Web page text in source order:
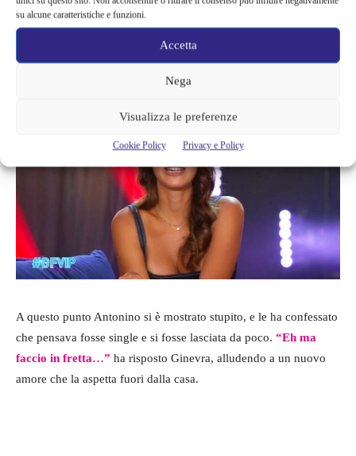
su alcune caratteristiche e funzioni.
Accetta
Nega
Visualizza le preferenze
Cookie Policy Privacy e Policy
situazione sentimentale: prima di entrare nella casa aveva detto
di essere single. Parlando coi tre ragazzi, però, ha affermato
realtà ho una persona che mi aspetta fuori!”.
A questo punto Antonino si è mostrato stupito, e le ha confessato
che pensava fosse single e si fosse lasciata da poco. “Eh ma
faccio in fretta…” ha risposto Ginevra, alludendo a un nuovo
amore che la aspetta fuori dalla casa.